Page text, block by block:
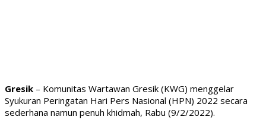
Gresik – Komunitas Wartawan Gresik (KWG) menggelar
Syukuran Peringatan Hari Pers Nasional (HPN) 2022 secara
sederhana namun penuh khidmah, Rabu (9/2/2022).